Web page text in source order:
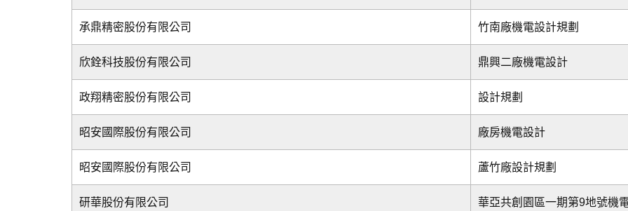
承鼎精密股份有限公司 竹南廠機電設計規劃
欣銓科技股份有限公司 鼎興二廠機電設計
政翔精密股份有限公司 設計規劃
昭安國際股份有限公司 廠房機電設計
昭安國際股份有限公司 蘆竹廠設計規劃
研華股份有限公司 華亞共創園區一期第9地號機